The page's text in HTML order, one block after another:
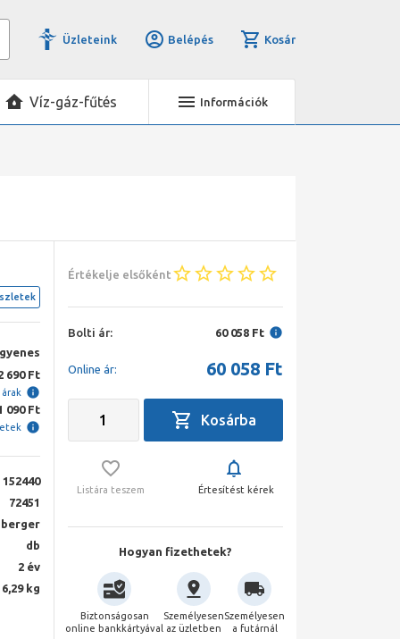
Üzleteink Belépés Kosár
Víz-gáz-fűtés Információk
690 Ft
090 Ft
152440
72451
db
2 év
6,29 kg
Értékelje elsőként
Bolti ár: 60 058 Ft
Online ár: 60 058 Ft
Listára teszem Értesítést kérek
Hogyan fizethetek?
Biztonságosan
online bankkártyával
Személyesen
az üzletben
Személyesen
a futárnál